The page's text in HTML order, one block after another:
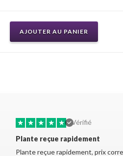
AJOUTER AU PANIER
★ ★ ★ ★ ★
Vérifié
Plante reçue rapidement
Plante reçue rapidement, prix